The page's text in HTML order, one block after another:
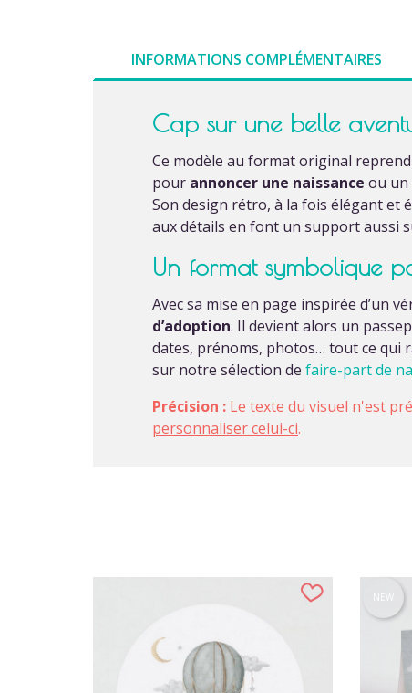
INFORMATIONS COMPLÉMENTAIRES
Cap sur une belle
Ce modèle au format original reprend
pour annoncer une naissance ou un
Son design rétro, à la fois élégant et
aux détails en font un support aussi
Un format symbolique
Avec sa mise en page inspirée d’un
d’adoption. Il devient alors un
dates, prénoms, photos… tout ce qui
sur notre sélection de faire-part de
Précision : Le texte du visuel n'est
personnaliser celui-ci.
NEW